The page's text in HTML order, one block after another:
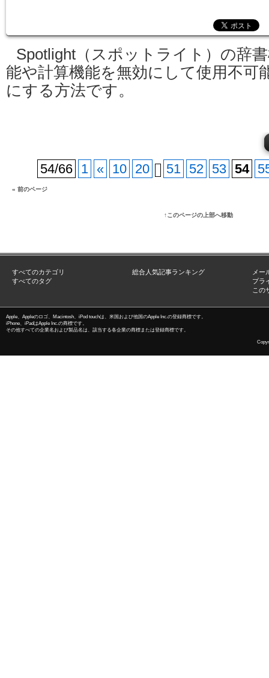
Spotlight（スポットライト）の辞
能や計算機能を無効にして使用不可
にする方法です。
54/66 1 « 10 20 51 52 53 54
« 前のページ
↑このページの上部へ移動
すべてのカテゴリ
すべてのタグ
総合人気記事ランキング
メー
プラ
この
Apple、Appleのロゴ、Macintosh、iPod touchは、米国および他国のApple Inc.の登録商標です。
iPhone、iPadはApple Inc.の商標です。
その他すべての企業名および製品名は、該当する各企業の商標または登録商標です。